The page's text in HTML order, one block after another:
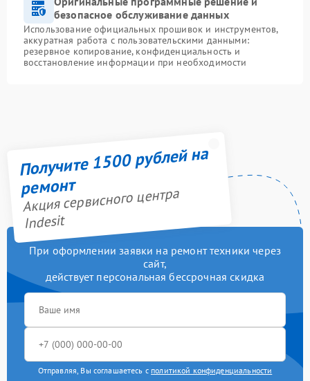
безопасное обслуживание данных
Использование официальных прошивок и инструментов,
аккуратная работа с пользовательскими данными:
резервное копирование, конфиденциальность и
восстановление информации при необходимости
Получите 1500 рублей на
ремонт
Акция сервисного центра
Indesit
При оформлении заявки на ремонт техники через
сайт,
действует персональная бессрочная скидка
Отправляя, Вы соглашаетесь с политикой конфиденциальности